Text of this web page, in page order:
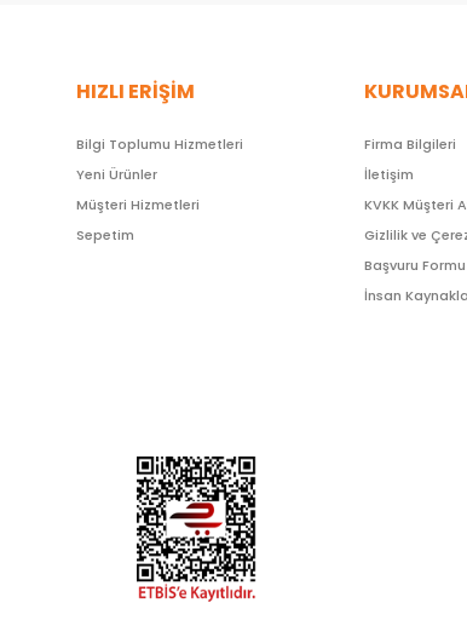
HIZLI ERİŞİM
Bilgi Toplumu Hizmetleri
Yeni Ürünler
Müşteri Hizmetleri
Sepetim
Firma Bilgileri
İletişim
KVKK Müşteri
Gizlilik ve
Başvuru Formu
İnsan